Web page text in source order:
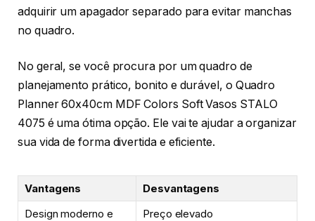
adquirir um apagador separado para evitar manchas
no quadro.
No geral, se você procura por um quadro de
planejamento prático, bonito e durável, o Quadro
Planner 60x40cm MDF Colors Soft Vasos STALO
4075 é uma ótima opção. Ele vai te ajudar a organizar
sua vida de forma divertida e eficiente.
Vantagens
Desvantagens
Design moderno e
Preço elevado